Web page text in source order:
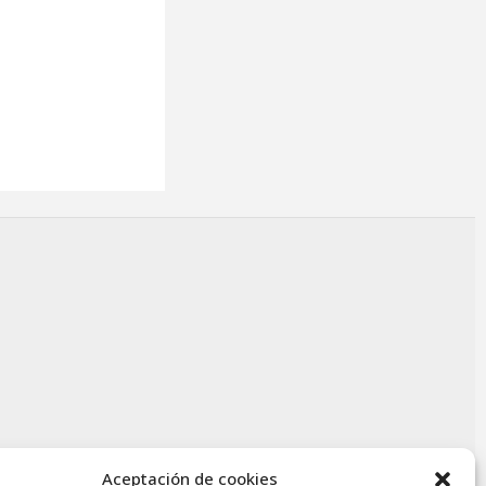
Aceptación de cookies